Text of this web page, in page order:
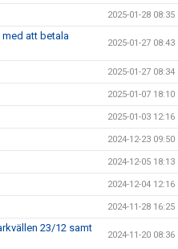
2025-01-28 08:35
att betala
2025-01-27 08:43
2025-01-27 08:34
2025-01-07 18:10
2025-01-03 12:16
2024-12-23 09:50
2024-12-05 18:13
2024-12-04 12:16
2024-11-28 16:25
23/12 samt
2024-11-20 08:36